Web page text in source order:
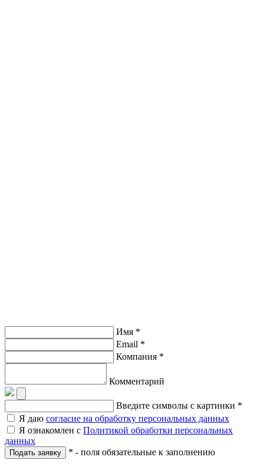
Имя *
Email *
Компания *
Комментарий
Введите символы с картинки *
Я даю согласие на обработку персональных данных
Я ознакомлен с Политикой обработки персональных
данных
Подать заявку * - поля обязательные к заполнению